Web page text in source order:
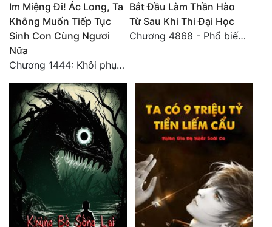
Đông Phương Huyền Huyễn
Đồng Nhân
Cẩu Đạo Trường Sinh
Ngự Thú
Truyện Nam
Truyện Nữ
Vô Địch Lưu
Xây Dựng Thế Lực
Im Miệng Đi! Ác Long, Ta
Không Muốn Tiếp Tục
Sinh Con Cùng Ngươi
Nữa
Chương 1444: Khôi phục quỹ đạo
Bắt Đầu Làm Thần Hào
Từ Sau Khi Thi Đại Học
Chương 4868 - Phổ biến Hạ Quốc tệ!